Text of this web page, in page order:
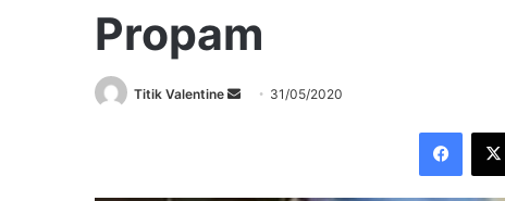
Propam
Titik Valentine
Send 31/05/2020